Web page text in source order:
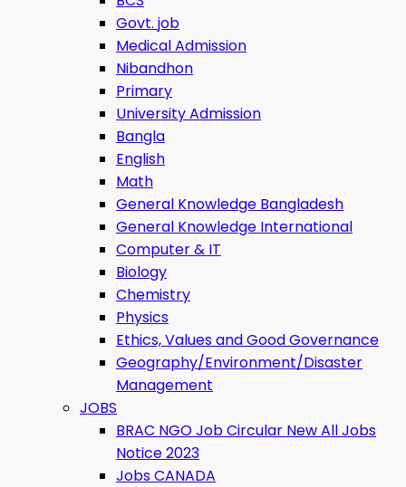
Govt. job
Medical Admission
Nibandhon
Primary
University Admission
Bangla
English
Math
General Knowledge Bangladesh
General Knowledge International
Computer & IT
Biology
Chemistry
Physics
Ethics, Values ​​and Good Governance
Geography/Environment/Disaster
Management
JOBS
BRAC NGO Job Circular New All Jobs
Notice 2023
Jobs CANADA